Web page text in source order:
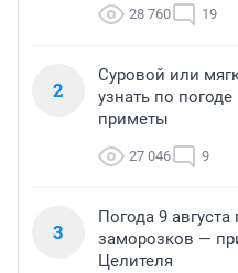
28 760 19
2
Суровой или
узнать по
приметы
27 046 9
3
Погода 9
заморозков —
Целителя